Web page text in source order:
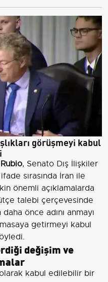
görüşmeyi kabul
, Senato Dış İlişkiler
sırasında İran ile
önemli açıklamalarda
talebi çerçevesinde
daha önce adını anmayı
getirmeyi kabul
değişim ve
kabul edilebilir bir